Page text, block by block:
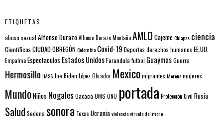
ETIQUETAS
abuso sexual Alfonso DurazoAlfonso Durazo MontañoAMLO CajemeChiapas ciencia
Científicos CIUDAD OBREGÓNColombia Covid-19 Deportes derechos humanos EE.UU.
EmpalmeEspectaculos Estados UnidosFarandulafutbol GuaymasGuerra
Hermosillo IMSS Joe Biden López Obrador Mexicomigrantes Morenamujeres
MundoNiños Nogales Oaxaca OMS ONU portada Protección Civil Rusia
Salud Sedena sonora Texas Ucraniaviolenciaviruela del mono